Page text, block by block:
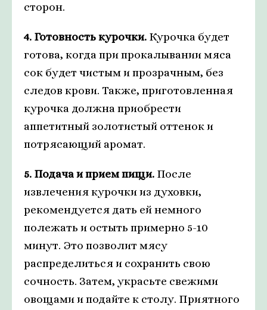
сторон.
4. Готовность курочки. Курочка будет
готова, когда при прокалывании мяса
сок будет чистым и прозрачным, без
следов крови. Также, приготовленная
курочка должна приобрести
аппетитный золотистый оттенок и
потрясающий аромат.
5. Подача и прием пищи. После
извлечения курочки из духовки,
рекомендуется дать ей немного
полежать и остыть примерно 5-10
минут. Это позволит мясу
распределиться и сохранить свою
сочность. Затем, украсьте свежими
овощами и подайте к столу. Приятного